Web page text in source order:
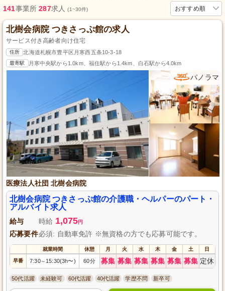
おすすめ順
141事業所 287求人(1~30件)
北樹会病院 つきさっぷ館の求人
サービス付き高齢者向け住宅
住所 北海道札幌市豊平区月寒西五条10-3-18
最寄駅 月寒中央駅から1.0km、福住駅から1.4km、白石駅から4.0km
パノラマ
医療法人社団 北樹会病院
北樹会病院 つきさっぷ館の介護職・ヘルパーのパート・
アルバイト求人
給与 時給 1,075円
応募要件必須: 自動車免許 ※無資格の方でも応募可能です。
就業時間 休憩 月 火 水 木 金 土 日
早番 7:30～ 15:30(3h〜) 60分 募集 募集 募集 募集 募集 募集 定休
50代活躍 未経験可 60代活躍 40代活躍 学歴不問 新卒可